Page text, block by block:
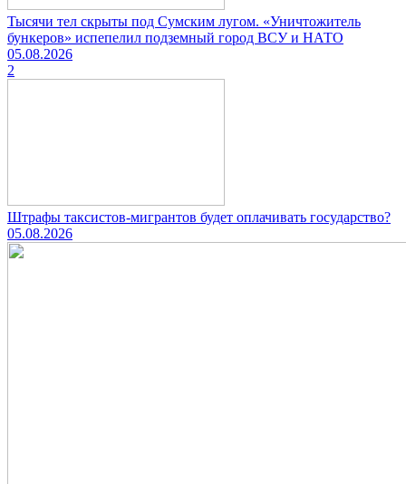
Тысячи тел скрыты под Сумским лугом. «Уничтожитель
бункеров» испепелил подземный город ВСУ и НАТО
05.08.2026
2
Штрафы таксистов-мигрантов будет оплачивать государство?
05.08.2026